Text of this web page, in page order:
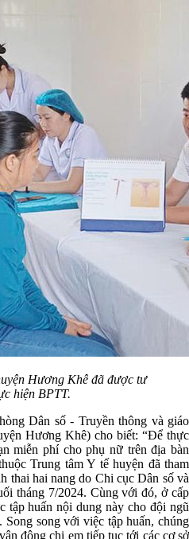
Hương Khê đã được tư
hiện BPTT.
Dân số - Truyền thông và giáo
Hương Khê) cho biết: “Để thực
miễn phí cho phụ nữ trên địa bàn
Trung tâm Y tế huyện đã tham
thai hai nang do Chi cục Dân số và
tháng 7/2024. Cùng với đó, ở cấp
tập huấn nội dung này cho đội ngũ
song với việc tập huấn, chúng
động chị em tiếp tục tới các cơ sở